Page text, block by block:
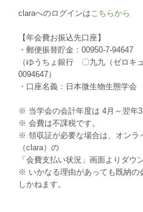
claraへのログインはこちらから
【年会費お振込先口座】
・郵便振替貯金：00950-7-94647
（ゆうちょ銀行 〇九九（ゼロ
0094647）
・口座名義：日本微生物生態学会
※ 当学会の会計年度は 4月～翌年3
※ 会費は不課税です。
※ 領収証が必要な場合は、オンラ
（clara）の
「会費支払い状況」画面よりダウ
※ いかなる理由があっても既納の
しかねます。